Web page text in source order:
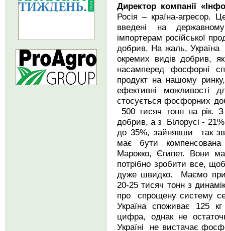
Директор компанії
Росія – країна-агресор.
введені на
імпортерам російської
добрив. На жаль, Україна
окремих видів добрив,
насамперед фосфорні
продукт на нашому
ефективні можливості
стосується фосфорних
500 тисяч тонн на рік.
добрив, а з Білорусі -
до 35%, зайнявши так
має бути
Марокко, Єгипет. Вони
потрібно зробити все,
дуже швидко. Маємо
20-25 тисяч тонн з
про спрощену систему
Україна споживає 125
цифра, однак не
Україні не вистачає